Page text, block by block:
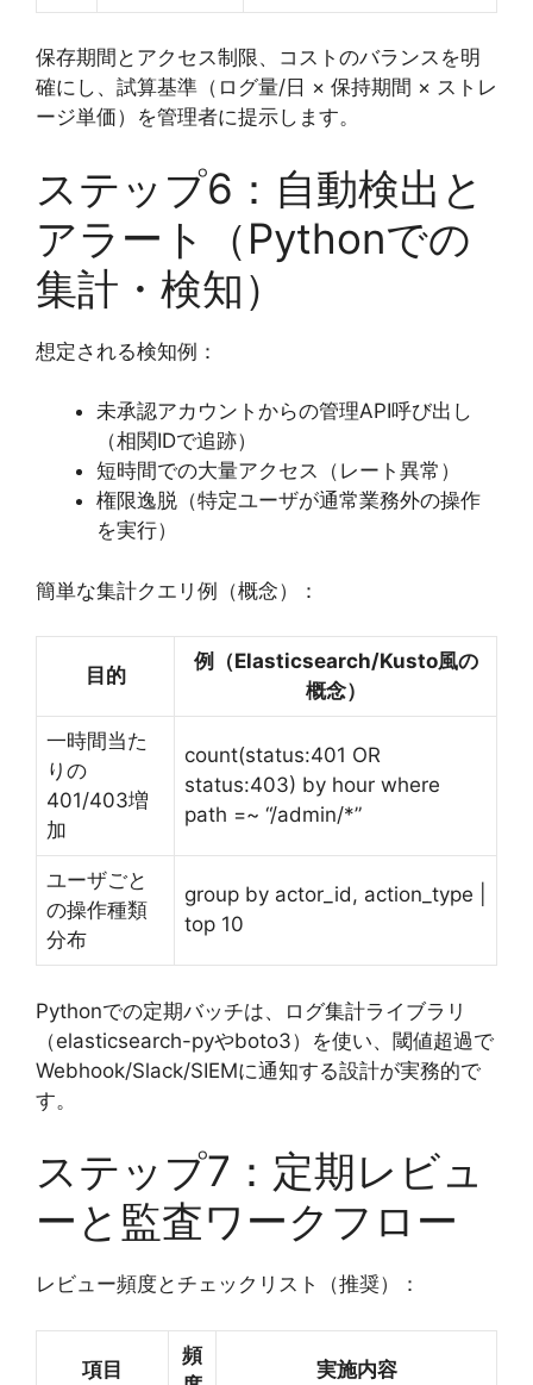
保存期間とアクセス制限、コストのバランスを明
確にし、試算基準（ログ量/日 × 保持期間 × ストレ
ージ単価）を管理者に提示します。
ステップ6：自動検出と
アラート（Pythonでの
集計・検知）
想定される検知例：
未承認アカウントからの管理API呼び出し
（相関IDで追跡）
短時間での大量アクセス（レート異常）
権限逸脱（特定ユーザが通常業務外の操作
を実行）
簡単な集計クエリ例（概念）：
目的
例（Elasticsearch/Kusto風の
概念）
一時間当た
りの
401/403増
加
count(status:401 OR
status:403) by hour where
path =~ “/admin/*”
ユーザごと
の操作種類
分布
group by actor_id, action_type |
top 10
Pythonでの定期バッチは、ログ集計ライブラリ
（elasticsearch-pyやboto3）を使い、閾値超過で
Webhook/Slack/SIEMに通知する設計が実務的で
す。
ステップ7：定期レビュ
ーと監査ワークフロー
レビュー頻度とチェックリスト（推奨）：
項目
頻
実施内容